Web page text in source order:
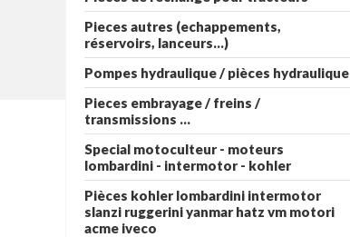
Pieces autres (echappements,
réservoirs, lanceurs...)
Pompes hydraulique / pièces hydraulique
Pieces embrayage / freins /
transmissions ...
Special motoculteur - moteurs
lombardini - intermotor - kohler
Pièces kohler lombardini intermotor
slanzi ruggerini yanmar hatz vm motori
acme iveco